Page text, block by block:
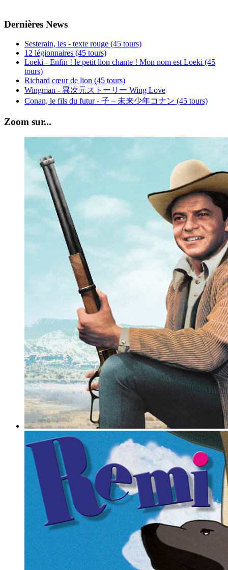
Dernières News
Sesterain, les - texte rouge (45 tours)
12 légionnaires (45 tours)
Loeki - Enfin ! le petit lion chante ! Mon nom est Loeki (45
tours)
Richard cœur de lion (45 tours)
Wingman - 異次元ストーリー Wing Love
Conan, le fils du futur - 子 – 未来少年コナン (45 tours)
Zoom sur...